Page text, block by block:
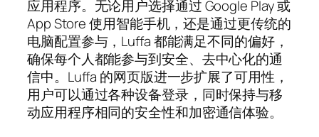
应用程序。无论用户选择通过 Google Play 或
App Store 使用智能手机，还是通过更传统的
电脑配置参与，Luffa 都能满足不同的偏好，
确保每个人都能参与到安全、去中心化的通
信中。Luffa 的网页版进一步扩展了可用性，
用户可以通过各种设备登录，同时保持与移
动应用程序相同的安全性和加密通信体验。